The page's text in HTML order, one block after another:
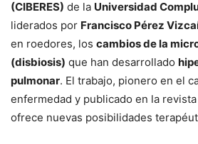
(CIBERES) de la Universidad
liderados por Francisco Pérez
en roedores, los cambios de la
(disbiosis) que han desarrollado
pulmonar. El trabajo, pionero en el
enfermedad y publicado en la revista
ofrece nuevas posibilidades